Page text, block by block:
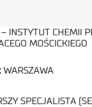
INSTYTUT CHEMII
MOŚCICKIEGO
WARSZAWA
SPECJALISTA